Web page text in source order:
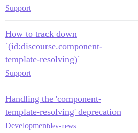
Support
How to track down
`(id:discourse.component-
template-resolving)`
Support
Handling the 'component-
template-resolving' deprecation
Developmentdev-news